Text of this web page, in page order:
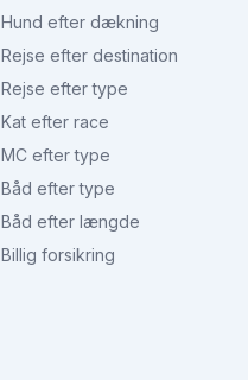
Hund efter dækning
Rejse efter destination
Rejse efter type
Kat efter race
MC efter type
Båd efter type
Båd efter længde
Billig forsikring